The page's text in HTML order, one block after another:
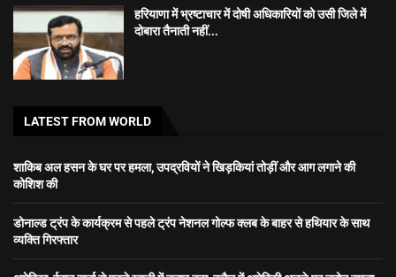
हरियाणा में भ्रष्टाचार में दोषी अधिकारियों को उसी जिले में
दोबारा तैनाती नहीं...
LATEST FROM WORLD
शाकिब अल हसन के घर पर हमला, उपद्रवियों ने खिड़कियां तोड़ीं और आग लगाने की
कोशिश की
डोनाल्ड ट्रंप के कार्यक्रम से पहले ट्रंप नेशनल गोल्फ क्लब के बाहर से हथियार के साथ
व्यक्ति गिरफ्तार